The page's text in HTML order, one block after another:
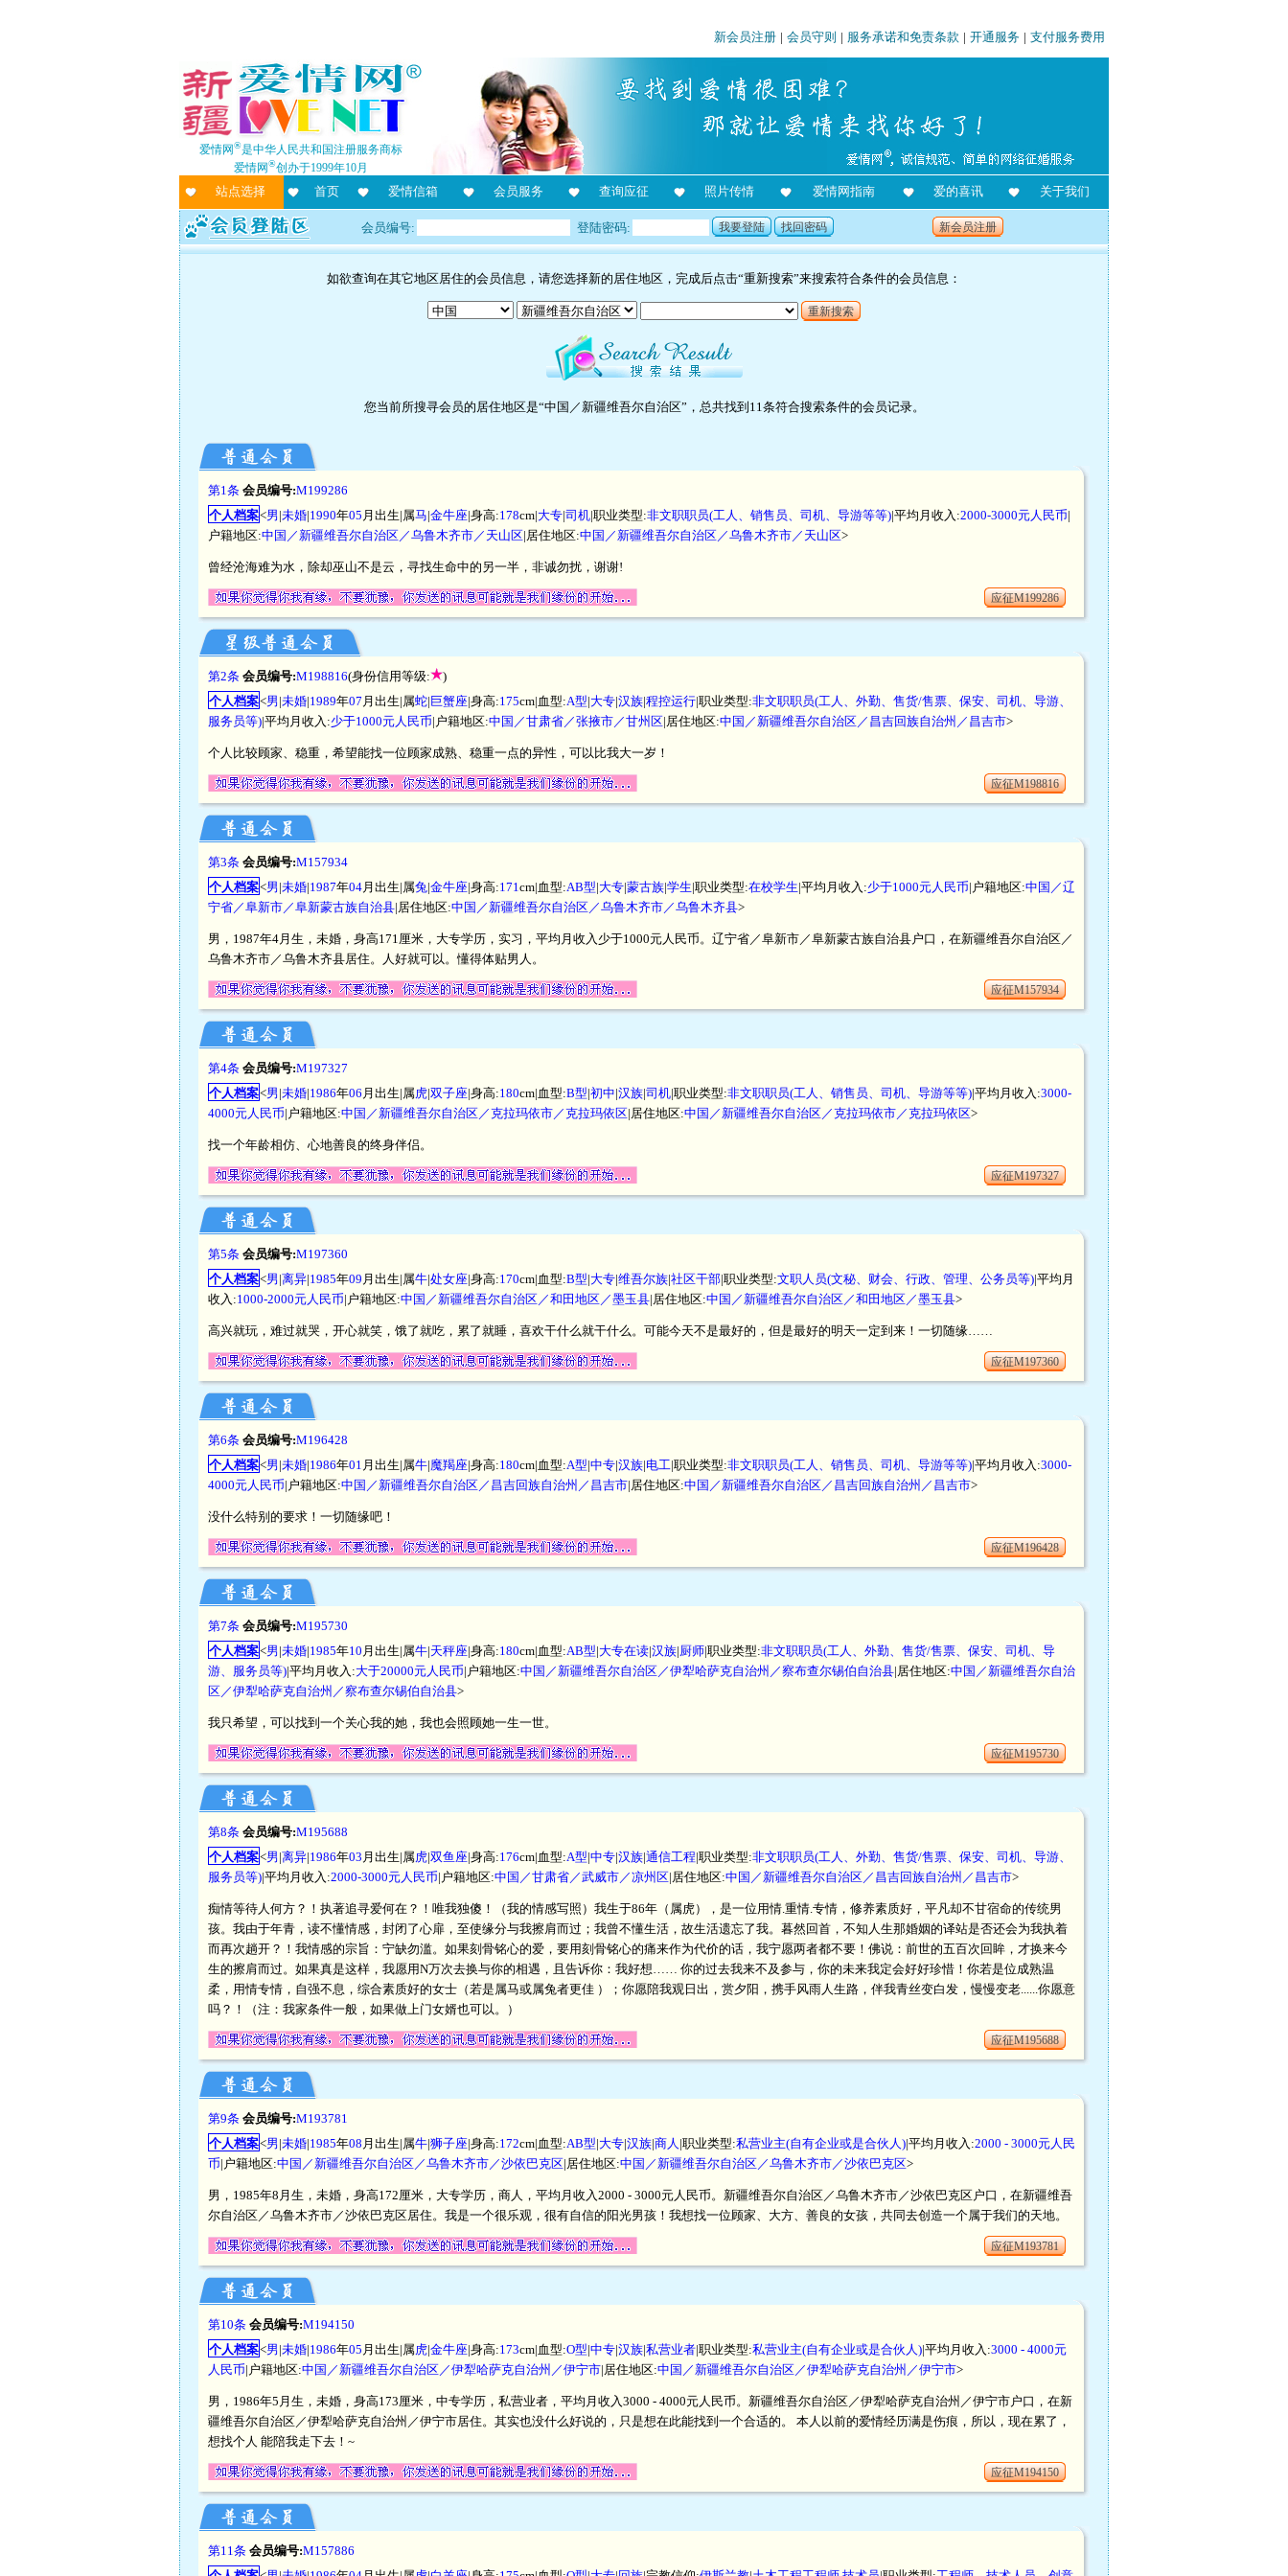
新会员注册 | 会员守则 | 服务承诺和免责条款 | 开通服务 | 支付服务费用
爱情网®是中华人民共和国注册服务商标
爱情网®创办于1999年10月
站点选择 首页 爱情信箱 会员服务 查询应征 照片传情 爱情网指南 爱的喜讯 关于我们
会员编号: 登陆密码: 我要登陆 找回密码 新会员注册
如欲查询在其它地区居住的会员信息，请您选择新的居住地区，完成后点击“重新搜索”来搜索符合条件的会员信息：
重新搜索
您当前所搜寻会员的居住地区是“中国／新疆维吾尔自治区”，总共找到11条符合搜索条件的会员记录。
第1条 会员编号:M199286
个人档案<男|未婚|1990年05 月出生|属马|金牛座|身高:178cm|大专|司机|职业类型:非文职职员(工人、销售员、司机、导游等等)|平均月收入:2000-3000元人民币|
户籍地区:中国／新疆维吾尔自治区／乌鲁木齐市／天山区|居住地区:中国／新疆维吾尔自治区／乌鲁木齐市／天山区>
曾经沧海难为水，除却巫山不是云，寻找生命中的另一半，非诚勿扰，谢谢!
应征M199286
第2条 会员编号:M198816(身份信用等级:
)
个人档案<男|未婚|1989年07 月出生|属蛇|巨蟹座|身高:175cm|血型:A型|大专|汉族|程控运行|职业类型:非文职职员(工人、外勤、售货/售票、保安、司机、导游、
服务员等)|平均月收入:少于1000元人民币|户籍地区:中国／甘肃省／张掖市／甘州区|居住地区:中国／新疆维吾尔自治区／昌吉回族自治州／昌吉市>
个人比较顾家、稳重，希望能找一位顾家成熟、稳重一点的异性，可以比我大一岁！
应征M198816
第3条 会员编号:M157934
个人档案<男|未婚|1987年04 月出生|属兔 |金牛座|身高:171 cm|血型:AB型|大专|蒙古族|学生|职业类型:在校学生|平均月收入:少于1000元人民币|户籍地区:中国／辽
宁省／阜新市／阜新蒙古族自治县|居住地区:中国／新疆维吾尔自治区／乌鲁木齐市／乌鲁木齐县>
男，1987年4月生，未婚，身高171厘米，大专学历，实习，平均月收入少于1000元人民币。辽宁省／阜新市／阜新蒙古族自治县户口，在新疆维吾尔自治区／
乌鲁木齐市／乌鲁木齐县居住。人好就可以。懂得体贴男人。
应征M157934
第4条 会员编号:M197327
个人档案<男|未婚|1986年06 月出生|属虎|双子座|身高:180cm|血型:B型|初中|汉族|司机|职业类型:非文职职员(工人、销售员、司机、导游等等)|平均月收入:3000-
4000元人民币|户籍地区:中国／新疆维吾尔自治区／克拉玛依市／克拉玛依区|居住地区:中国／新疆维吾尔自治区／克拉玛依市／克拉玛依区>
找一个年龄相仿、心地善良的终身伴侣。
应征M197327
第5条 会员编号:M197360
个人档案<男|离异|1985年09 月出生|属牛|处女座|身高:170cm|血型:B型|大专|维吾尔族|社区干部|职业类型:文职人员(文秘、财会、行政、管理、公务员等)|平均月
收入:1000-2000元人民币|户籍地区:中国／新疆维吾尔自治区／和田地区／墨玉县|居住地区:中国／新疆维吾尔自治区／和田地区／墨玉县>
高兴就玩，难过就哭，开心就笑，饿了就吃，累了就睡，喜欢干什么就干什么。可能今天不是最好的，但是最好的明天一定到来！一切随缘……
应征M197360
第6条 会员编号:M196428
个人档案<男|未婚|1986年01 月出生|属牛|魔羯座|身高:180cm|血型:A型|中专|汉族|电工|职业类型:非文职职员(工人、销售员、司机、导游等等)|平均月收入:3000-
4000元人民币|户籍地区:中国／新疆维吾尔自治区／昌吉回族自治州／昌吉市|居住地区:中国／新疆维吾尔自治区／昌吉回族自治州／昌吉市>
没什么特别的要求！一切随缘吧！
应征M196428
第7条 会员编号:M195730
个人档案<男|未婚|1985年10 月出生|属牛|天秤座|身高:180cm|血型:AB型|大专在读|汉族|厨师|职业类型:非文职职员(工人、外勤、售货/售票、保安、司机、导
游、服务员等)|平均月收入:大于20000元人民币|户籍地区:中国／新疆维吾尔自治区／伊犁哈萨克自治州／察布查尔锡伯自治县|居住地区:中国／新疆维吾尔自治
区／伊犁哈萨克自治州／察布查尔锡伯自治县>
我只希望，可以找到一个关心我的她，我也会照顾她一生一世。
应征M195730
第8条 会员编号:M195688
个人档案<男|离异|1986年03 月出生|属虎|双鱼座|身高:176cm|血型:A型|中专|汉族|通信工程|职业类型:非文职职员(工人、外勤、售货/售票、保安、司机、导游、
服务员等)|平均月收入:2000-3000元人民币|户籍地区:中国／甘肃省／武威市／凉州区|居住地区:中国／新疆维吾尔自治区／昌吉回族自治州／昌吉市>
痴情等待人何方？！执著追寻爱何在？！唯我独傻！（我的情感写照）我生于86年（属虎），是一位用情.重情.专情，修养素质好，平凡却不甘宿命的传统男
孩。我由于年青，读不懂情感，封闭了心扉，至使缘分与我擦肩而过；我曾不懂生活，故生活遗忘了我。暮然回首，不知人生那婚姻的译站是否还会为我执着
而再次趟开？！我情感的宗旨：宁缺勿滥。如果刻骨铭心的爱，要用刻骨铭心的痛来作为代价的话，我宁愿两者都不要！佛说：前世的五百次回眸，才换来今
生的擦肩而过。如果真是这样，我愿用N万次去换与你的相遇，且告诉你：我好想…… 你的过去我来不及参与，你的未来我定会好好珍惜！你若是位成熟温
柔，用情专情，自强不息，综合素质好的女士（若是属马或属兔者更佳 ）；你愿陪我观日出，赏夕阳，携手风雨人生路，伴我青丝变白发，慢慢变老......你愿意
吗？！（注：我家条件一般，如果做上门女婿也可以。）
应征M195688
第9条 会员编号:M193781
个人档案<男|未婚|1985年08 月出生|属牛|狮子座|身高:172cm|血型:AB型|大专|汉族|商人 |职业类型:私营业主(自有企业或是合伙人)|平均月收入:2000 - 3000元人民
币|户籍地区:中国／新疆维吾尔自治区／乌鲁木齐市／沙依巴克区|居住地区:中国／新疆维吾尔自治区／乌鲁木齐市／沙依巴克区>
男，1985年8月生，未婚，身高172厘米，大专学历，商人，平均月收入2000 - 3000元人民币。新疆维吾尔自治区／乌鲁木齐市／沙依巴克区户口，在新疆维吾
尔自治区／乌鲁木齐市／沙依巴克区居住。我是一个很乐观，很有自信的阳光男孩！我想找一位顾家、大方、善良的女孩，共同去创造一个属于我们的天地。
应征M193781
第10条 会员编号:M194150
个人档案<男|未婚|1986年05 月出生|属虎|金牛座|身高:173cm|血型:O型|中专|汉族|私营业者|职业类型:私营业主(自有企业或是合伙人)|平均月收入:3000 - 4000元
人民币|户籍地区:中国／新疆维吾尔自治区／伊犁哈萨克自治州／伊宁市|居住地区:中国／新疆维吾尔自治区／伊犁哈萨克自治州／伊宁市>
男，1986年5月生，未婚，身高173厘米，中专学历，私营业者，平均月收入3000 - 4000元人民币。新疆维吾尔自治区／伊犁哈萨克自治州／伊宁市户口，在新
疆维吾尔自治区／伊犁哈萨克自治州／伊宁市居住。其实也没什么好说的，只是想在此能找到一个合适的。 本人以前的爱情经历满是伤痕，所以，现在累了，
想找个人 能陪我走下去！~
应征M194150
第11条 会员编号:M157886